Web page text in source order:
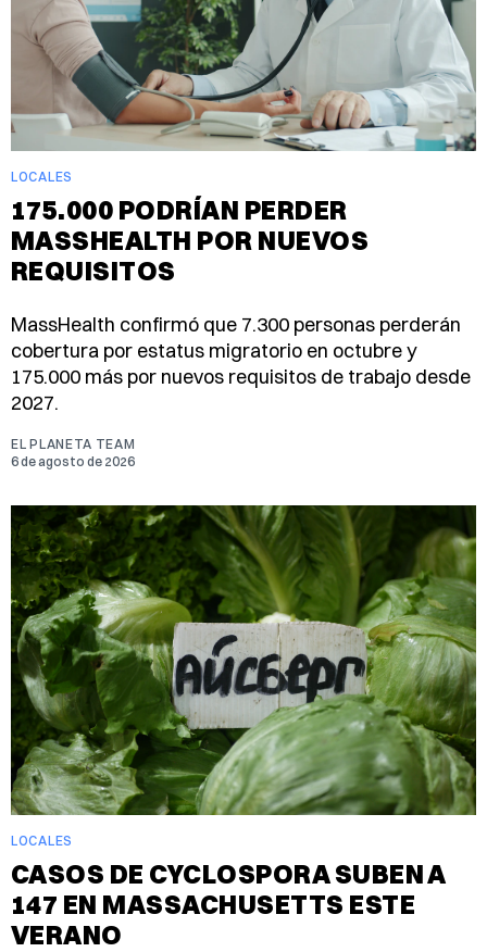
LOCALES
175.000 PODRÍAN PERDER
MASSHEALTH POR NUEVOS
REQUISITOS
MassHealth confirmó que 7.300 personas perderán
cobertura por estatus migratorio en octubre y
175.000 más por nuevos requisitos de trabajo desde
2027.
EL PLANETA TEAM
6 de agosto de 2026
LOCALES
CASOS DE CYCLOSPORA SUBEN A
147 EN MASSACHUSETTS ESTE
VERANO